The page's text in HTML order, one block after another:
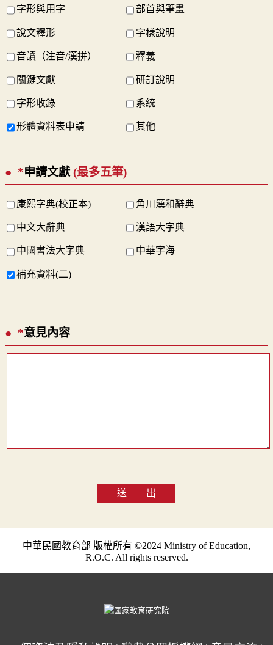
字形與用字 部首與筆畫
說文釋形 字樣說明
音讀（注音/漢拼） 釋義
關鍵文獻 研訂說明
字形收錄 系統
形體資料表申請 其他
*申請文獻 (最多五筆)
康熙字典(校正本) 角川漢和辭典
中文大辭典 漢語大字典
中國書法大字典 中華字海
補充資料(二)
*意見內容
送 出
中華民國教育部 版權所有 ©2024 Ministry of Education,
R.O.C. All rights reserved.